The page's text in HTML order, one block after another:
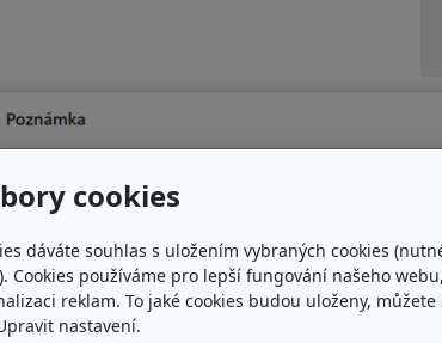
cookies
dáváte souhlas s uložením vybraných cookies
Cookies používáme pro lepší fungování našeho
reklam. To jaké cookies budou uloženy, můžete
nastavení.